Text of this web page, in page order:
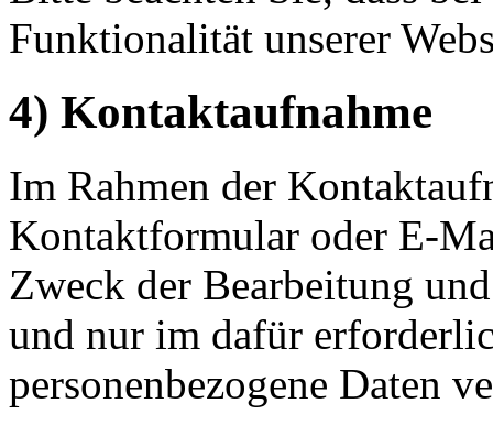
Funktionalität unserer
4) Kontaktaufnahme
Im Rahmen der
Kontaktformular oder E-
Zweck der Bearbeitung
und nur im dafür
personenbezogene Daten